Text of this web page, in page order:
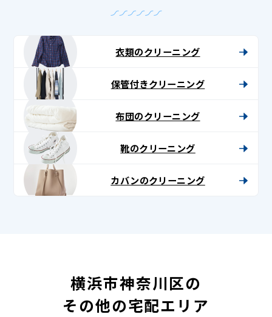
衣類のクリーニング
保管付きクリーニング
布団のクリーニング
靴のクリーニング
カバンのクリーニング
横浜市神奈川区の
その他の宅配エリア